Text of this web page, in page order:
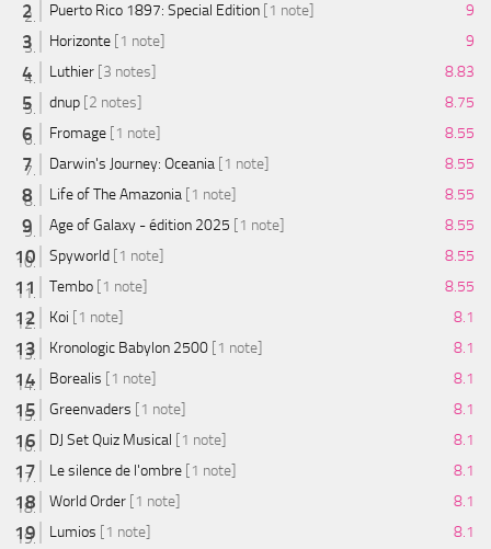
Puerto Rico 1897: Special Edition [1 note]
9
Horizonte [1 note]
9
Luthier [3 notes]
8.83
dnup [2 notes]
8.75
Fromage [1 note]
8.55
Darwin's Journey: Oceania [1 note]
8.55
Life of The Amazonia [1 note]
8.55
Age of Galaxy - édition 2025 [1 note]
8.55
Spyworld [1 note]
8.55
Tembo [1 note]
8.55
Koi [1 note]
8.1
Kronologic Babylon 2500 [1 note]
8.1
Borealis [1 note]
8.1
Greenvaders [1 note]
8.1
DJ Set Quiz Musical [1 note]
8.1
Le silence de l'ombre [1 note]
8.1
World Order [1 note]
8.1
Lumios [1 note] 8.1